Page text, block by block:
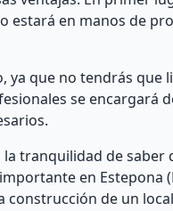
en manos de
que no tendrás que
se encargará
tranquilidad de
en Estepona
construcción de un